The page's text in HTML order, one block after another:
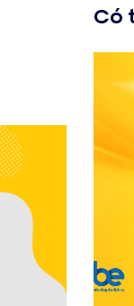
Có